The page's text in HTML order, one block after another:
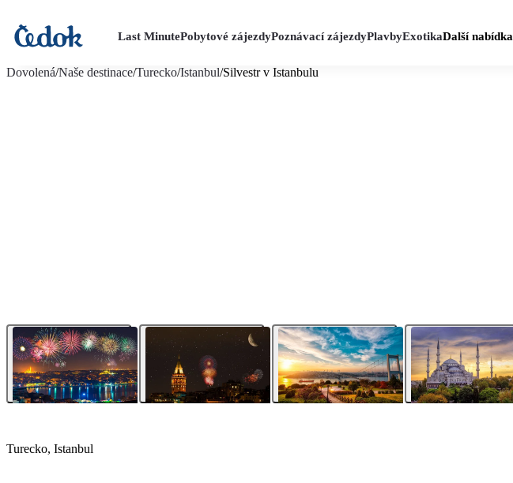
Last MinutePobytové zájezdyPoznávací zájezdyPlavbyExotikaDalší nabídka
Dovolená/Naše destinace/Turecko/Istanbul/Silvestr v Istanbulu
Turecko, Istanbul